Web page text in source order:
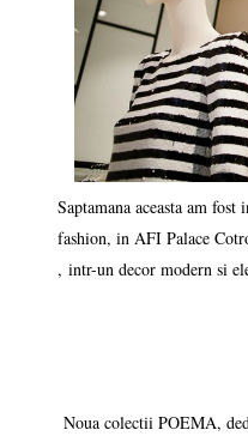
Saptamana aceasta am
fashion, in AFI Palace
, intr-un decor modern si
Noua colectii POEMA,